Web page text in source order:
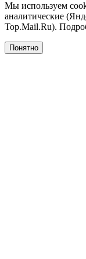
Мы используем
аналитические
Top.Mail.Ru).
Понятно